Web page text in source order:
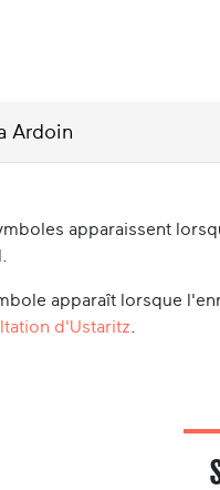
Ardoin
apparaissent
apparaît lorsque
d'Ustaritz